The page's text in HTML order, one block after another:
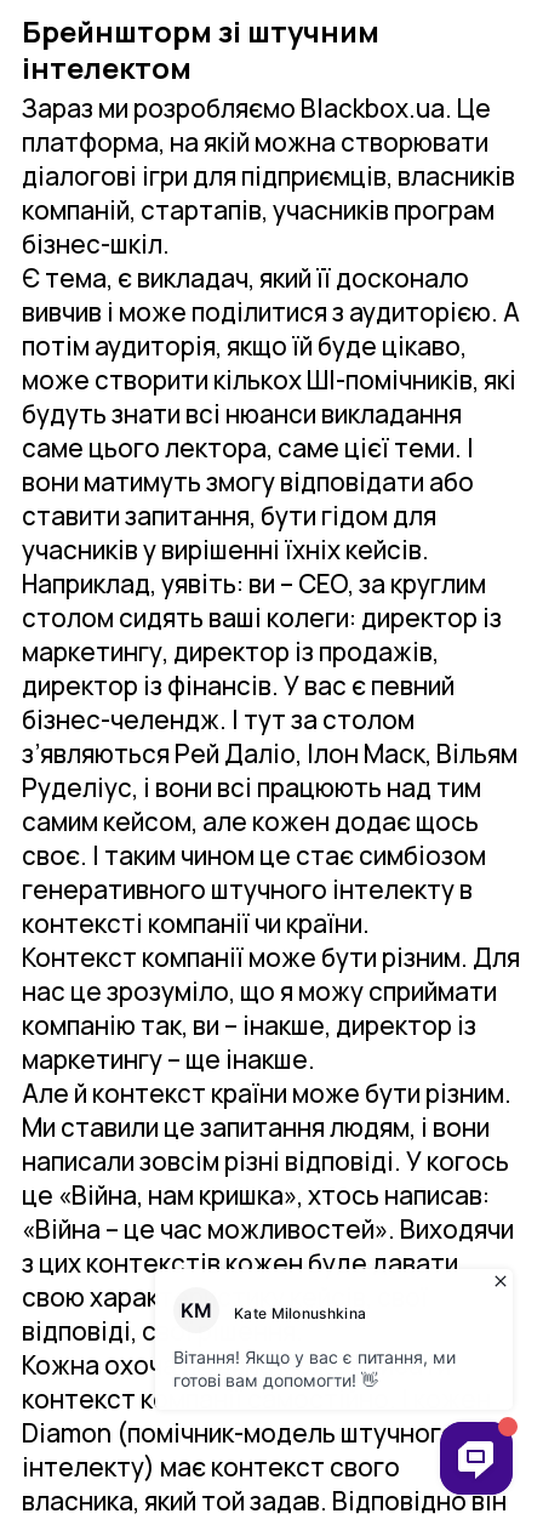
Брейншторм зі штучним
інтелектом
Зараз ми розробляємо Blackbox.ua. Це
платформа, на якій можна створювати
діалогові ігри для підприємців, власників
компаній, стартапів, учасників програм
бізнес-шкіл.
Є тема, є викладач, який її досконало
вивчив і може поділитися з аудиторією. А
потім аудиторія, якщо їй буде цікаво,
може створити кількох ШІ-помічників, які
будуть знати всі нюанси викладання
саме цього лектора, саме цієї теми. І
вони матимуть змогу відповідати або
ставити запитання, бути гідом для
учасників у вирішенні їхніх кейсів.
Наприклад, уявіть: ви – CEO, за круглим
столом сидять ваші колеги: директор із
маркетингу, директор із продажів,
директор із фінансів. У вас є певний
бізнес-челендж. І тут за столом
з’являються Рей Даліо, Ілон Маск, Вільям
Руделіус, і вони всі працюють над тим
самим кейсом, але кожен додає щось
своє. І таким чином це стає симбіозом
генеративного штучного інтелекту в
контексті компанії чи країни.
Контекст компанії може бути різним. Для
нас це зрозуміло, що я можу сприймати
компанію так, ви – інакше, директор із
маркетингу – ще інакше.
Але й контекст країни може бути різним.
Ми ставили це запитання людям, і вони
написали зовсім різні відповіді. У когось
це «Війна, нам кришка», хтось написав:
«Війна – це час можливостей». Виходячи
з цих контекстів кожен буде давати
свою характеристику кейсів, свої
відповіді, свої рішення.
Кожна охоча людина може описати
контекст компанії самостійно. І кожен
Diamon (помічник-модель штучного
інтелекту) має контекст свого
власника, який той задав. Відповідно він